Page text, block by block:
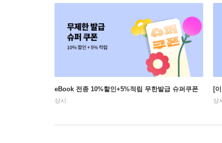
eBook 전종 10%할인+5%적립 무한발급 슈퍼쿠폰
상시
[
상